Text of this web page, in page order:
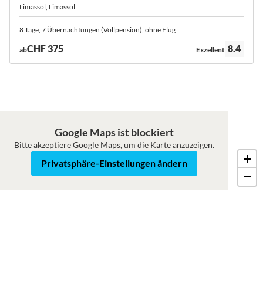
Limassol, Limassol
8 Tage, 7 Übernachtungen (Vollpension), ohne Flug
abCHF 375 Bewertung:
Exzellent 8.4
Roadmap Satellit
+
−
Google Maps ist blockiert
Bitte akzeptiere Google Maps, um die Karte anzuzeigen.
Privatsphäre-Einstellungen ändern